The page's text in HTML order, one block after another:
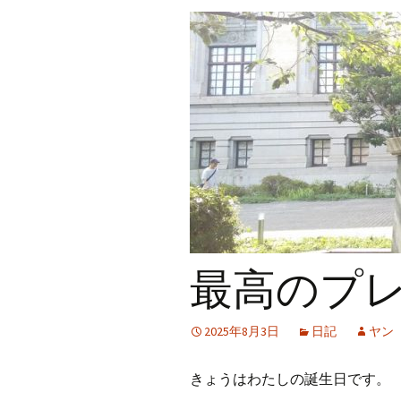
最高のプ
2025年8月3日 日記 ヤン
きょうはわたしの誕生日です。